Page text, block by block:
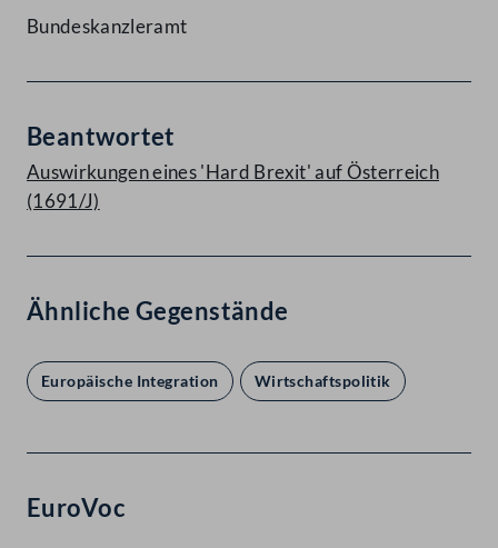
Bundeskanzleramt
Beantwortet
Auswirkungen eines 'Hard Brexit' auf Österreich
(1691/J)
Ähnliche Gegenstände
Europäische Integration Wirtschaftspolitik
EuroVoc